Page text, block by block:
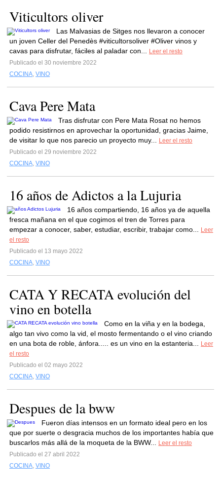
Viticultors oliver
Las Malvasias de Sitges nos llevaron a conocer
un joven Celler del Penedès #viticultorsoliver #Oliver vinos y
cavas para disfrutar, fáciles al paladar con...
Leer el resto
Publicado el 30 noviembre 2022
COCINA, VINO
Cava Pere Mata
Tras disfrutar con Pere Mata Rosat no hemos
podido resistirnos en aprovechar la oportunidad, gracias Jaime,
de visitar lo que nos parecio un proyecto muy...
Leer el resto
Publicado el 29 noviembre 2022
COCINA, VINO
16 años de Adictos a la Lujuria
16 años compartiendo, 16 años ya de aquella
fresca mañana en el que cogimos el tren de Torres para
empezar a conocer, saber, estudiar, escribir, trabajar como...
Leer
el resto
Publicado el 13 mayo 2022
COCINA, VINO
CATA Y RECATA evolución del
vino en botella
Como en la viña y en la bodega,
algo tan vivo como la vid, el mosto fermentando o el vino criando
en una bota de roble, ánfora..... es un vino en la estanteria...
Leer
el resto
Publicado el 02 mayo 2022
COCINA, VINO
Despues de la bww
Fueron días intensos en un formato ideal pero en los
que por suerte o desgracia muchos de los importantes había que
buscarlos más allá de la moqueta de la BWW...
Leer el resto
Publicado el 27 abril 2022
COCINA, VINO